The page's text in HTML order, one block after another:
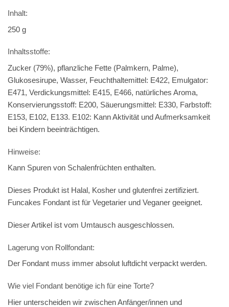
Inhalt:
250 g
Inhaltsstoffe:
Zucker (79%), pflanzliche Fette (Palmkern, Palme),
Glukosesirupe, Wasser, Feuchthaltemittel: E422, Emulgator:
E471, Verdickungsmittel: E415, E466, natürliches Aroma,
Konservierungsstoff: E200, Säuerungsmittel: E330, Farbstoff:
E153, E102, E133. E102: Kann Aktivität und Aufmerksamkeit
bei Kindern beeinträchtigen.
Hinweise:
Kann Spuren von Schalenfrüchten enthalten.
Dieses Produkt ist Halal, Kosher und glutenfrei zertifiziert.
Funcakes Fondant ist für Vegetarier und Veganer geeignet.
Dieser Artikel ist vom Umtausch ausgeschlossen.
Lagerung von Rollfondant:
Der Fondant muss immer absolut luftdicht verpackt werden.
Wie viel Fondant benötige ich für eine Torte?
Hier unterscheiden wir zwischen Anfänger/innen und